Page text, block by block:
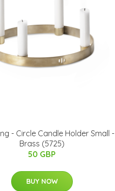
- Circle Candle Holder Small -
Brass (5725)
50 GBP
BUY NOW